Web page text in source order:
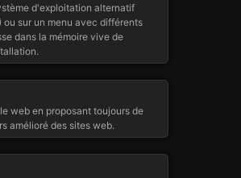
d'exploitation alternatif
ou sur un menu avec différents
dans la mémoire vive de
web en proposant toujours de
amélioré des sites web.